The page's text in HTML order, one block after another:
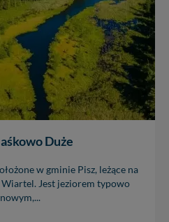
Duże
w gminie Pisz, leżące na
Wiartel. Jest jeziorem typowo